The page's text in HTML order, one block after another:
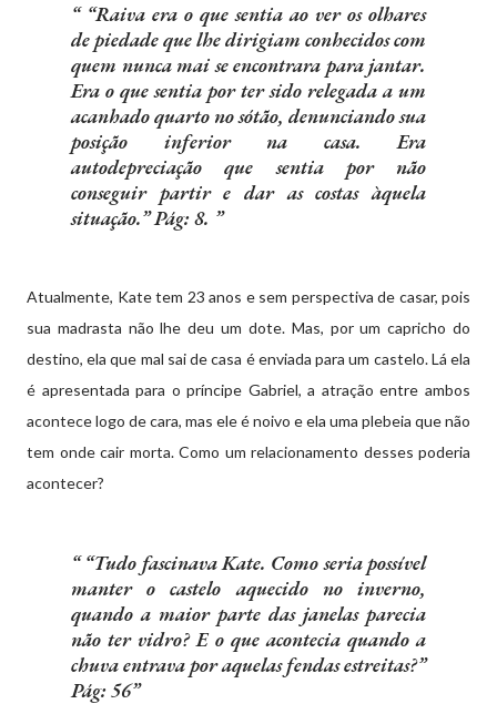
“Raiva era o que sentia ao ver os olhares
de piedade que lhe dirigiam conhecidos com
quem nunca mai se encontrara para jantar.
Era o que sentia por ter sido relegada a um
acanhado quarto no sótão, denunciando sua
posição inferior na casa. Era
autodepreciação que sentia por não
conseguir partir e dar as costas àquela
situação.” Pág: 8.
Atualmente, Kate tem 23 anos e sem perspectiva de casar, pois
sua madrasta não lhe deu um dote. Mas, por um capricho do
destino, ela que mal sai de casa é enviada para um castelo. Lá ela
é apresentada para o príncipe Gabriel, a atração entre ambos
acontece logo de cara, mas ele é noivo e ela uma plebeia que não
tem onde cair morta. Como um relacionamento desses poderia
acontecer?
“Tudo fascinava Kate. Como seria possível
manter o castelo aquecido no inverno,
quando a maior parte das janelas parecia
não ter vidro? E o que acontecia quando a
chuva entrava por aquelas fendas estreitas?”
Pág: 56